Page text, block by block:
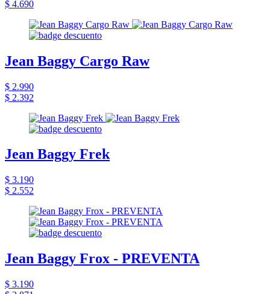
$ 4.690
Jean Baggy Cargo Raw
$ 2.990
$ 2.392
Jean Baggy Frek
$ 3.190
$ 2.552
Jean Baggy Frox - PREVENTA
$ 3.190